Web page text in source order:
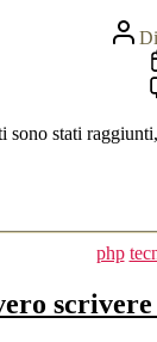
Di
stati
php